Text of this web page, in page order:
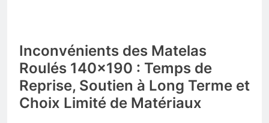
Inconvénients des Matelas
Roulés 140×190 : Temps de
Reprise, Soutien à Long Terme et
Choix Limité de Matériaux